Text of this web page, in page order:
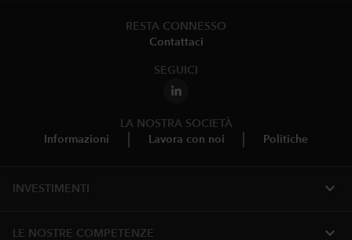
RESTA CONNESSO
Contattaci
SEGUICI
LA NOSTRA SOCIETÀ
Informazioni
Lavora con noi Politiche
INVESTIMENTI expand_more
LE NOSTRE COMPETENZE expand_more